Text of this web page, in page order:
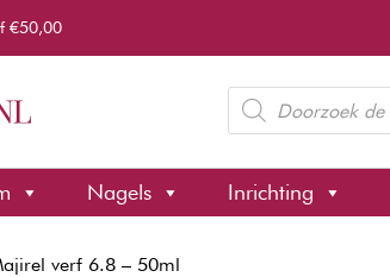
€50,00
Producten
zoeken
Nagels Inrichting
verf 6.8 – 50ml